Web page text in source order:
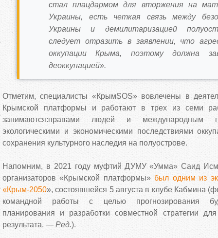
стал плацдармом для вторжения на
Украины, есть четкая связь между
Украины и демилитаризацией
следует отразить в заявлении, что
оккупации Крыма, поэтому должна
деоккупацией».
Отметим, специалисты «КрымSOS» вовлечены в
Крымской платформы и работают в трех из семи
занимаются:правами людей и международным
экологическими и экономическими последствиями
сохранения культурного наследия на полуострове.
Напомним, в 2021 году муфтий ДУМУ «Умма» Саид
организаторов «Крымской платформы» был одним из
«Крым-2050», состоявшейся 5 августа в клубе Кабмина
командной работы с целью прогнозирования
планирования и разработки совместной стратегии
результата. — Ред.).